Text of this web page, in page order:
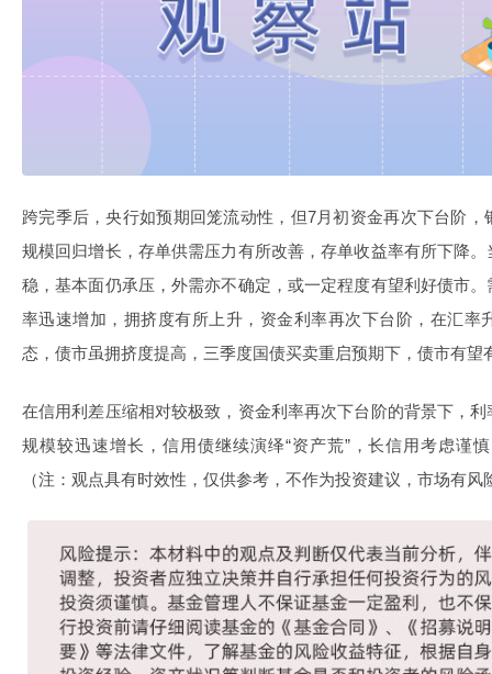
跨完季后，央行如预期回笼流动性，但7月初资金再次下台阶
规模回归增长，存单供需压力有所改善，存单收益率有所下降
稳，基本面仍承压，外需亦不确定，或一定程度有望利好债市
率迅速增加，拥挤度有所上升，资金利率再次下台阶，在汇率
态，债市虽拥挤度提高，三季度国债买卖重启预期下，债市有望
在信用利差压缩相对较极致，资金利率再次下台阶的背景下，
规模较迅速增长，信用债继续演绎“资产荒”，长信用考虑谨
（注：观点具有时效性，仅供参考，不作为投资建议，市场有风